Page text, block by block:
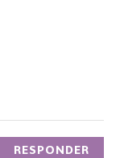
RESPONDER